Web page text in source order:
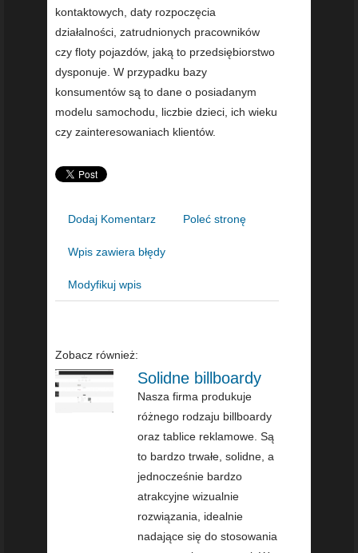
kontaktowych, daty rozpoczęcia
działalności, zatrudnionych pracowników
czy floty pojazdów, jaką to przedsiębiorstwo
dysponuje. W przypadku bazy
konsumentów są to dane o posiadanym
modelu samochodu, liczbie dzieci, ich wieku
czy zainteresowaniach klientów.
Dodaj Komentarz Poleć stronę
Wpis zawiera błędy
Modyfikuj wpis
Zobacz również:
Solidne billboardy
Nasza firma produkuje
różnego rodzaju billboardy
oraz tablice reklamowe. Są
to bardzo trwałe, solidne, a
jednocześnie bardzo
atrakcyjne wizualnie
rozwiązania, idealnie
nadające się do stosowania